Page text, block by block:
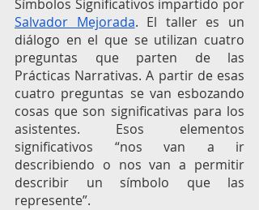
Salvador Mejorada. El taller es un
diálogo en el que se utilizan cuatro
preguntas que parten de las
Prácticas Narrativas. A partir de esas
cuatro preguntas se van esbozando
cosas que son significativas para los
asistentes. Esos elementos
significativos “nos van a ir
describiendo o nos van a permitir
describir un símbolo que las
represente”.